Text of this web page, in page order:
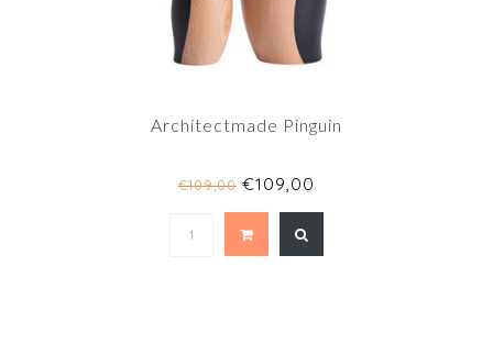
Architectmade Pinguin
€109,00 €109,00